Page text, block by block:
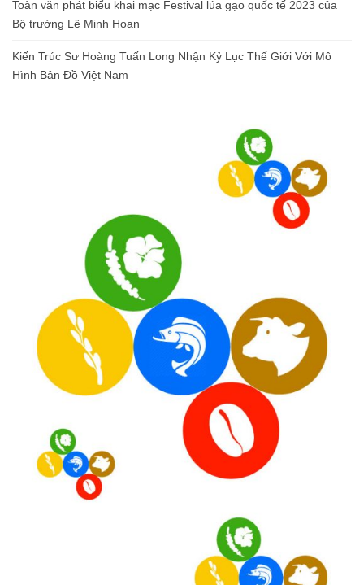
Toàn văn phát biểu khai mạc Festival lúa gạo quốc tế 2023 của
Bộ trưởng Lê Minh Hoan
Kiến Trúc Sư Hoàng Tuấn Long Nhận Kỷ Lục Thế Giới Với Mô
Hình Bản Đồ Việt Nam